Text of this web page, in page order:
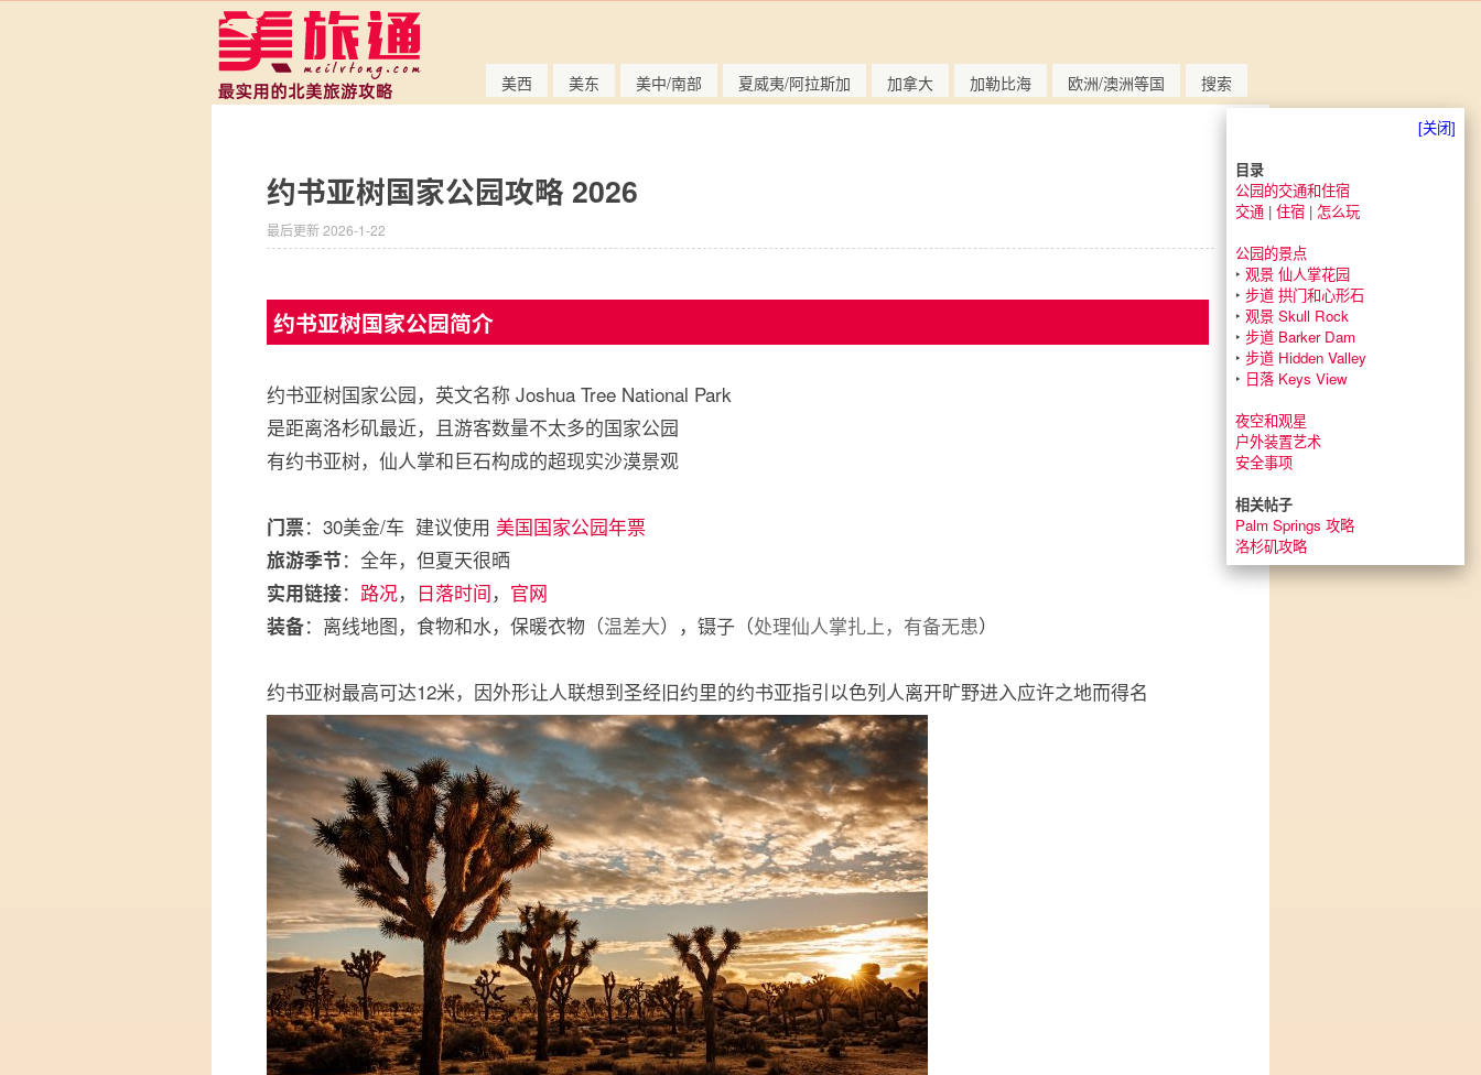
美西 美东 美中/南部 夏威夷/阿拉斯加 加拿大 加勒比海 欧洲/澳洲等国 搜索
约书亚树国家公园攻略 2026
最后更新 2026-1-22
约书亚树国家公园简介
约书亚树国家公园，英文名称 Joshua Tree National Park
是距离洛杉矶最近，且游客数量不太多的国家公园
有约书亚树，仙人掌和巨石构成的超现实沙漠景观
门票：30美金/车 建议使用 美国国家公园年票
旅游季节：全年，但夏天很晒
实用链接： 路况， 日落时间， 官网
装备：离线地图，食物和水，保暖衣物（温差大），镊子（处理仙人掌扎上，有备无患）
约书亚树最高可达12米，因外形让人联想到圣经旧约里的约书亚指引以色列人离开旷野进入应许之地而得名
[关闭]
目录
公园的交通和住宿
交通 | 住宿 | 怎么玩
公园的景点
‣ 观景 仙人掌花园
‣ 步道 拱门和心形石
‣ 观景 Skull Rock
‣ 步道 Barker Dam
‣ 步道 Hidden Valley
‣ 日落 Keys View
夜空和观星
户外装置艺术
安全事项
相关帖子
Palm Springs 攻略
洛杉矶攻略